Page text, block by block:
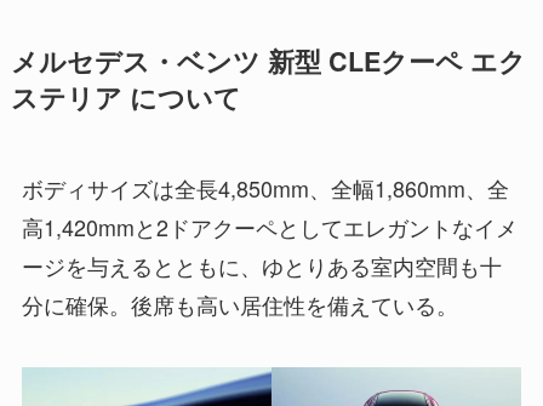
メルセデス・ベンツ 新型 CLEクーペ エク
ステリア について
ボディサイズは全長4,850mm、全幅1,860mm、全
高1,420mmと2ドアクーペとしてエレガントなイメ
ージを与えるとともに、ゆとりある室内空間も十
分に確保。後席も高い居住性を備えている。